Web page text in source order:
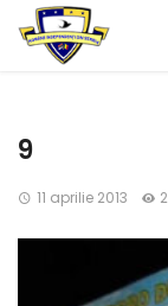
9
11 aprilie 2013